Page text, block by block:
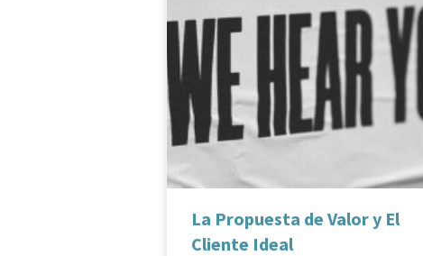
La Propuesta de Valor y El
Cliente Ideal